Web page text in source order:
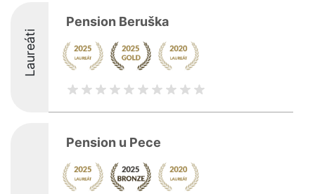
Laureáti
Pension Beruška
Pension u Pece